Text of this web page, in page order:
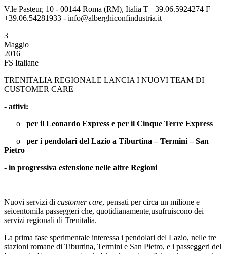
V.le Pasteur, 10 - 00144 Roma (RM), Italia T +39.06.5924274 F
+39.06.54281933 - info@alberghiconfindustria.it
3
Maggio
2016
FS Italiane
TRENITALIA REGIONALE LANCIA I NUOVI TEAM DI
CUSTOMER CARE
- attivi:
o per il Leonardo Express e per il Cinque Terre Express
o per i pendolari del Lazio a Tiburtina – Termini – San
Pietro
- in progressiva estensione nelle altre Regioni
Nuovi servizi di customer care, pensati per circa un milione e
seicentomila passeggeri che, quotidianamente,usufruiscono dei
servizi regionali di Trenitalia.
La prima fase sperimentale interessa i pendolari del Lazio, nelle tre
stazioni romane di Tiburtina, Termini e San Pietro, e i passeggeri del